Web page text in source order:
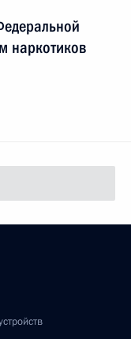
наркотиков